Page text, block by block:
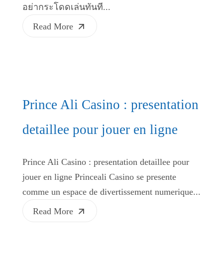
อย่ากระโดดเล่นทันที...
Read More
Prince Ali Casino : presentation
detaillee pour jouer en ligne
Prince Ali Casino : presentation detaillee pour
jouer en ligne Princeali Casino se presente
comme un espace de divertissement numerique...
Read More